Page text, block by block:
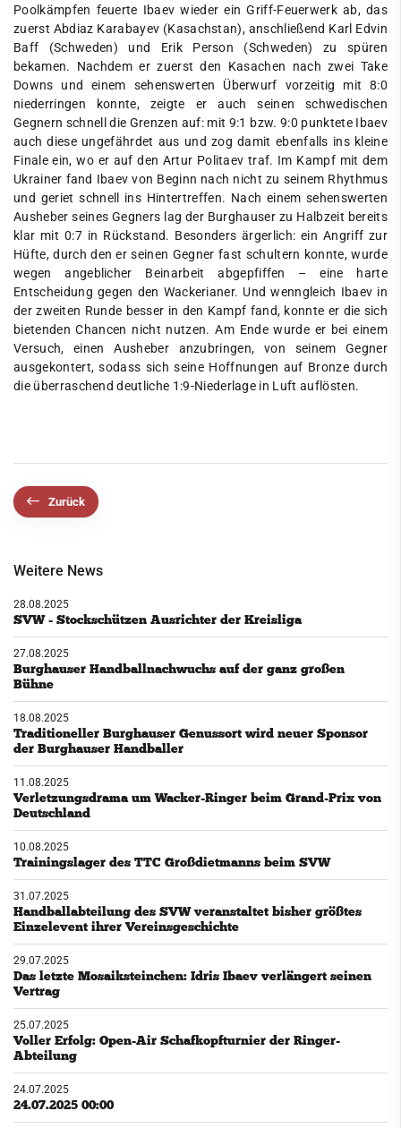
Poolkämpfen feuerte Ibaev wieder ein Griff-Feuerwerk ab, das
zuerst Abdiaz Karabayev (Kasachstan), anschließend Karl Edvin
Baff (Schweden) und Erik Person (Schweden) zu spüren
bekamen. Nachdem er zuerst den Kasachen nach zwei Take
Downs und einem sehenswerten Überwurf vorzeitig mit 8:0
niederringen konnte, zeigte er auch seinen schwedischen
Gegnern schnell die Grenzen auf: mit 9:1 bzw. 9:0 punktete Ibaev
auch diese ungefährdet aus und zog damit ebenfalls ins kleine
Finale ein, wo er auf den Artur Politaev traf. Im Kampf mit dem
Ukrainer fand Ibaev von Beginn nach nicht zu seinem Rhythmus
und geriet schnell ins Hintertreffen. Nach einem sehenswerten
Ausheber seines Gegners lag der Burghauser zu Halbzeit bereits
klar mit 0:7 in Rückstand. Besonders ärgerlich: ein Angriff zur
Hüfte, durch den er seinen Gegner fast schultern konnte, wurde
wegen angeblicher Beinarbeit abgepfiffen – eine harte
Entscheidung gegen den Wackerianer. Und wenngleich Ibaev in
der zweiten Runde besser in den Kampf fand, konnte er die sich
bietenden Chancen nicht nutzen. Am Ende wurde er bei einem
Versuch, einen Ausheber anzubringen, von seinem Gegner
ausgekontert, sodass sich seine Hoffnungen auf Bronze durch
die überraschend deutliche 1:9-Niederlage in Luft auflösten.
Zurück
Weitere News
28.08.2025
SVW - Stockschützen Ausrichter der Kreisliga
27.08.2025
Burghauser Handballnachwuchs auf der ganz großen
Bühne
18.08.2025
Traditioneller Burghauser Genussort wird neuer Sponsor
der Burghauser Handballer
11.08.2025
Verletzungsdrama um Wacker-Ringer beim Grand-Prix von
Deutschland
10.08.2025
Trainingslager des TTC Großdietmanns beim SVW
31.07.2025
Handballabteilung des SVW veranstaltet bisher größtes
Einzelevent ihrer Vereinsgeschichte
29.07.2025
Das letzte Mosaiksteinchen: Idris Ibaev verlängert seinen
Vertrag
25.07.2025
Voller Erfolg: Open-Air Schafkopfturnier der Ringer-
Abteilung
24.07.2025
24.07.2025 00:00